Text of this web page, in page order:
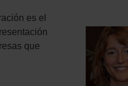
es el
que